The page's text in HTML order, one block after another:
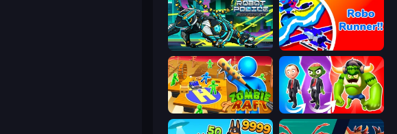
Robot Police Iron Panther Robo Runner
Zombie Raft Infection Town of Zombies